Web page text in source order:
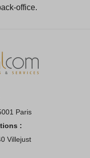
office.
Paris
:
Villejust